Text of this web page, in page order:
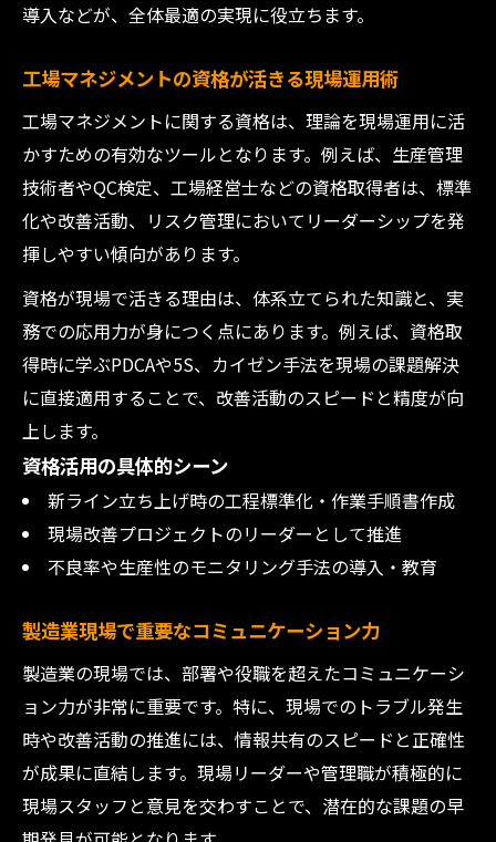
導入などが、全体最適の実現に役立ちます。
工場マネジメントの資格が活きる現場運用術
工場マネジメントに関する資格は、理論を現場運用に活
かすための有効なツールとなります。例えば、生産管理
技術者やQC検定、工場経営士などの資格取得者は、標準
化や改善活動、リスク管理においてリーダーシップを発
揮しやすい傾向があります。
資格が現場で活きる理由は、体系立てられた知識と、実
務での応用力が身につく点にあります。例えば、資格取
得時に学ぶPDCAや5S、カイゼン手法を現場の課題解決
に直接適用することで、改善活動のスピードと精度が向
上します。
資格活用の具体的シーン
新ライン立ち上げ時の工程標準化・作業手順書作成
現場改善プロジェクトのリーダーとして推進
不良率や生産性のモニタリング手法の導入・教育
製造業現場で重要なコミュニケーション力
製造業の現場では、部署や役職を超えたコミュニケーシ
ョン力が非常に重要です。特に、現場でのトラブル発生
時や改善活動の推進には、情報共有のスピードと正確性
が成果に直結します。現場リーダーや管理職が積極的に
現場スタッフと意見を交わすことで、潜在的な課題の早